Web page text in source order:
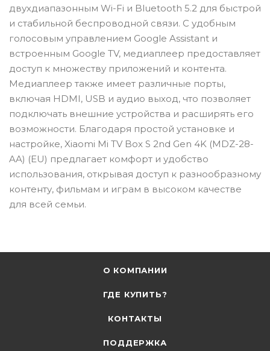
двухдиапазонным Wi-Fi и Bluetooth 5.2 для быстрой
и стабильной беспроводной связи. С удобным
голосовым управлением Google Assistant и
встроенным Google TV, медиаплеер предоставляет
доступ к множеству приложений и контента.
Медиаплеер также имеет различные порты,
включая HDMI, USB и аудио выход, что позволяет
подключать внешние устройства и расширять его
возможности. Благодаря простой установке и
настройке, Xiaomi Mi TV Box S 2nd Gen 4K (MDZ-28-
AA) (EU) предлагает комфорт и удобство
использования, открывая доступ к разнообразному
контенту, фильмам и играм в высоком качестве
для всей семьи.
О КОМПАНИИ
ГДЕ КУПИТЬ?
КОНТАКТЫ
ПОДДЕРЖКА